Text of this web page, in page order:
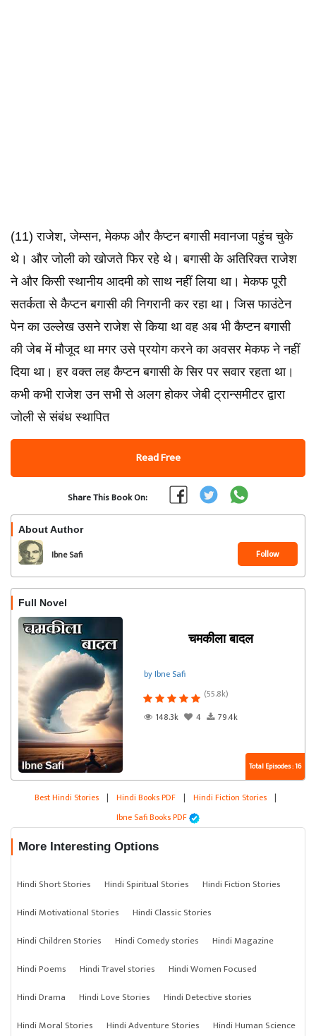
(11) राजेश, जेम्सन, मेकफ और कैप्टन बगासी मवानजा पहुंच चुके
थे। और जोली को खोजते फिर रहे थे। बगासी के अतिरिक्त राजेश
ने और किसी स्थानीय आदमी को साथ नहीं लिया था। मेकफ पूरी
सतर्कता से कैप्टन बगासी की निगरानी कर रहा था। जिस फाउंटेन
पेन का उल्लेख उसने राजेश से किया था वह अब भी कैप्टन बगासी
की जेब में मौजूद था मगर उसे प्रयोग करने का अवसर मेकफ ने नहीं
दिया था। हर वक्त लह कैप्टन बगासी के सिर पर सवार रहता था।
कभी कभी राजेश उन सभी से अलग होकर जेबी ट्रान्समीटर द्वारा
जोली से संबंध स्थापित
Read Free
Share This Book On:
About Author
Ibne Safi Follow
Full Novel
चमकीला बादल
by Ibne Safi
(55.8k)
148.3k
4 79.4k
Total Episodes : 16
Best Hindi Stories | Hindi Books PDF | Hindi Fiction Stories |
Ibne Safi Books PDF
More Interesting Options
Hindi Short Stories Hindi Spiritual Stories
Hindi Fiction Stories
Hindi Motivational Stories
Hindi Classic Stories
Hindi Children Stories
Hindi Comedy stories
Hindi Magazine
Hindi Poems
Hindi Travel stories
Hindi Women Focused
Hindi Drama
Hindi Love Stories
Hindi Detective stories
Hindi Moral Stories
Hindi Adventure Stories Hindi Human Science